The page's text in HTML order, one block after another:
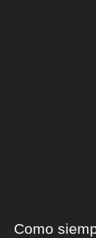
Como